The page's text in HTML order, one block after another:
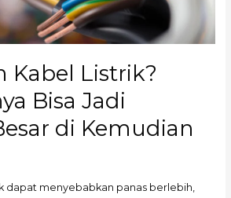
Kabel Listrik?
Bisa Jadi
di Kemudian
dapat menyebabkan panas berlebih,